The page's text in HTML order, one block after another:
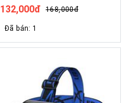
sáng, pin sạc gắn bên trong
132,000đ 168,000đ
Đã bán: 1